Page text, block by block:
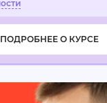
ПОДРОБНЕЕ О КУРСЕ